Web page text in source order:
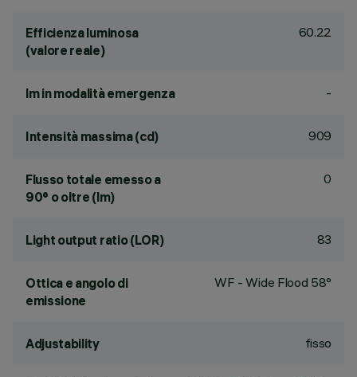
Efficienza luminosa
(valore reale)
60.22
lm in modalità emergenza -
Intensità massima (cd) 909
Flusso totale emesso a
90° o oltre (lm)
0
Light output ratio (LOR) 83
Ottica e angolo di
emissione
WF - Wide Flood 58°
Adjustability fisso